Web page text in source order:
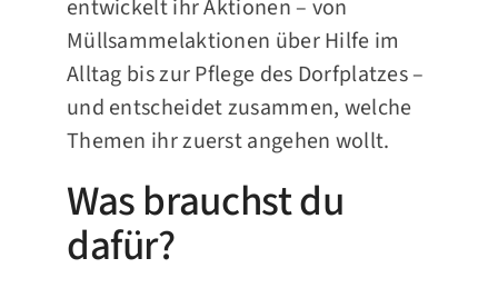
entwickelt ihr Aktionen – von
Müllsammelaktionen über Hilfe im
Alltag bis zur Pflege des Dorfplatzes –
und entscheidet zusammen, welche
Themen ihr zuerst angehen wollt.
Was brauchst du
dafür?